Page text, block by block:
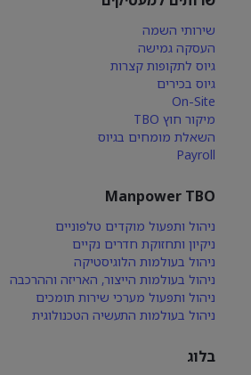
שירותי השמה
העסקה גמישה
גיוס לתקופות קצרות
גיוס בכירים
On-Site
מיקור חוץ TBO
השאלת מומחים בגיוס
Payroll
Manpower TBO
ניהול ותפעול מוקדים טלפוניים
ניקיון ותחזוקת חדרים נקיים
ניהול בעולמות הלוגיסטיקה
ניהול בעולמות הייצור, האריזה וההרכבה
ניהול ותפעול מערכי שירות תומכים
ניהול בעולמות התעשיה הטכנולוגית
בלוג